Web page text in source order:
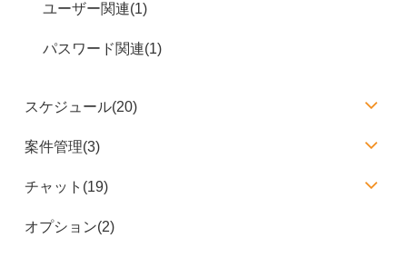
ユーザー関連(1)
パスワード関連(1)
スケジュール(20)
案件管理(3)
チャット(19)
オプション(2)